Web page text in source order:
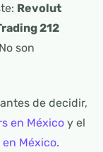
Revolut
212
No son
de decidir,
en México y el
México.